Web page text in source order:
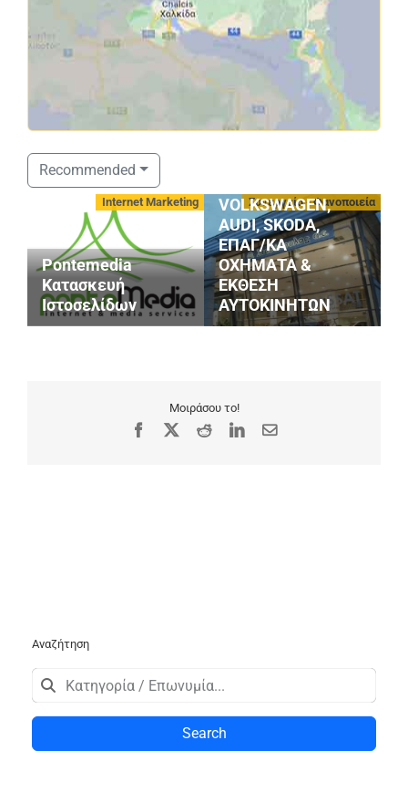
Recommended
Internet Marketing
Pontemedia
Κατασκευή
Ιστοσελίδων
Συνεργεία - Φανοποιεία
VOLKSWAGEN,
AUDI, SKODA,
ΕΠΑΓ/ΚΑ
ΟΧΗΜΑΤΑ &
ΕΚΘΕΣΗ
ΑΥΤΟΚΙΝΗΤΩΝ
Μοιράσου το!
Facebook RedditLinkedIn
Email
Αναζήτηση
Search